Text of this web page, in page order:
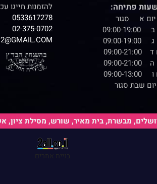
פתיחה:
יום א סגור
19:00
19:00
21:00
21:00
13:00
יום שבת סגור
להזמנות חייגו
0533617278
02-375-0702
מבשרת, בית מאיר, שורש, מסילת ציון,